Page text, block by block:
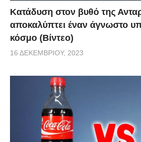
Κατάδυση στον βυθό της
αποκαλύπτει έναν άγνωστο
κόσμο (Βίντεο)
16 ΔΕΚΕΜΒΡΊΟΥ, 2023